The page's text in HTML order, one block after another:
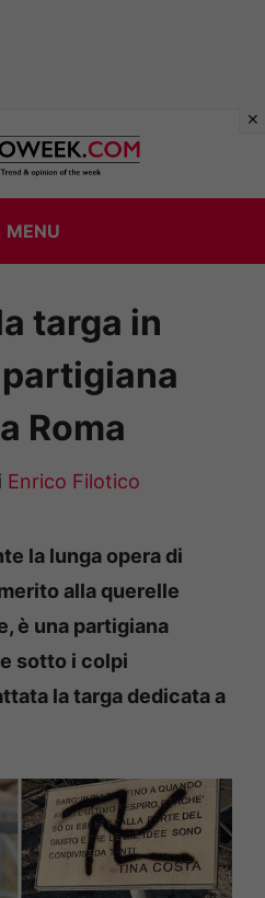
MENU
targa in
Roma
Enrico Filotico
la lunga opera di
alla querelle
è una partigiana
sotto i colpi
la targa dedicata a